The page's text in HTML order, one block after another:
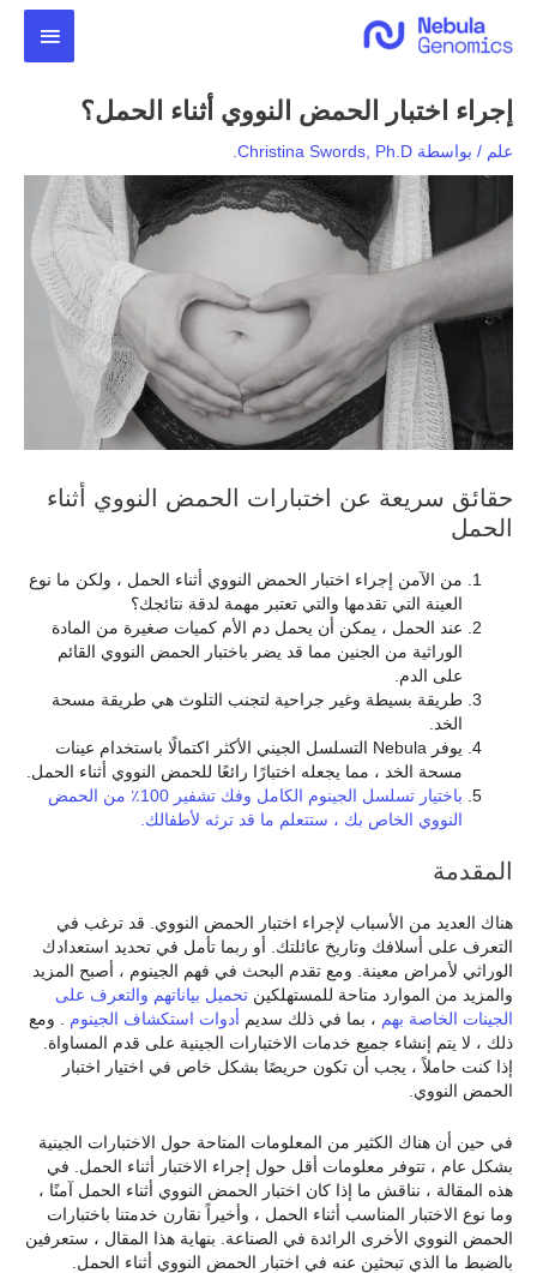
المحتوى
إجراء اختبار الحمض النووي أثناء الحمل؟
علم / بواسطة Christina Swords, Ph.D.
حقائق سريعة عن اختبارات الحمض النووي أثناء
الحمل
من الآمن إجراء اختبار الحمض النووي أثناء الحمل ، ولكن ما نوع
العينة التي تقدمها والتي تعتبر مهمة لدقة نتائجك؟
عند الحمل ، يمكن أن يحمل دم الأم كميات صغيرة من المادة
الوراثية من الجنين مما قد يضر باختبار الحمض النووي القائم
على الدم.
طريقة بسيطة وغير جراحية لتجنب التلوث هي طريقة مسحة
الخد.
يوفر Nebula التسلسل الجيني الأكثر اكتمالًا باستخدام عينات
مسحة الخد ، مما يجعله اختبارًا رائعًا للحمض النووي أثناء الحمل.
باختيار تسلسل الجينوم الكامل وفك تشفير 100٪ من الحمض
النووي الخاص بك ، ستتعلم ما قد ترثه لأطفالك.
المقدمة
هناك العديد من الأسباب لإجراء اختبار الحمض النووي. قد ترغب في
التعرف على أسلافك وتاريخ عائلتك. أو ربما تأمل في تحديد استعدادك
الوراثي لأمراض معينة. ومع تقدم البحث في فهم الجينوم ، أصبح المزيد
والمزيد من الموارد متاحة للمستهلكين تحميل بياناتهم والتعرف على
الجينات الخاصة بهم ، بما في ذلك سديم أدوات استكشاف الجينوم . ومع
ذلك ، لا يتم إنشاء جميع خدمات الاختبارات الجينية على قدم المساواة.
إذا كنت حاملاً ، يجب أن تكون حريصًا بشكل خاص في اختيار اختبار
الحمض النووي.
في حين أن هناك الكثير من المعلومات المتاحة حول الاختبارات الجينية
بشكل عام ، تتوفر معلومات أقل حول إجراء الاختبار أثناء الحمل. في
هذه المقالة ، نناقش ما إذا كان اختبار الحمض النووي أثناء الحمل آمنًا ،
وما نوع الاختبار المناسب أثناء الحمل ، وأخيراً نقارن خدمتنا باختبارات
الحمض النووي الأخرى الرائدة في الصناعة. بنهاية هذا المقال ، ستعرفين
بالضبط ما الذي تبحثين عنه في اختبار الحمض النووي أثناء الحمل.